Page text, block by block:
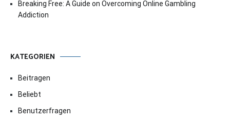
Breaking Free: A Guide on Overcoming Online Gambling
Addiction
KATEGORIEN
Beitragen
Beliebt
Benutzerfragen